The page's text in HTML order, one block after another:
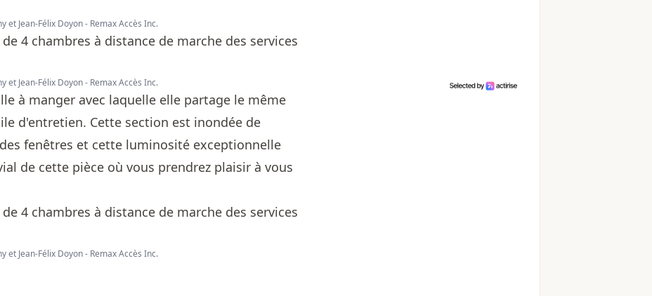
et Jean-Félix Doyon - Remax Accès Inc.
et Jean-Félix Doyon - Remax Accès Inc.
à manger avec laquelle elle partage le même
d'entretien. Cette section est inondée de
fenêtres et cette luminosité exceptionnelle
de cette pièce où vous prendrez plaisir à vous
et Jean-Félix Doyon - Remax Accès Inc.